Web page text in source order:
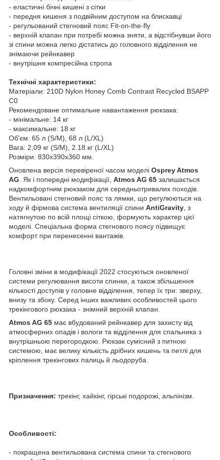
- еластичні бічні кишені з сітки
- передня кишеня з подвійним доступом на блискавці
- регульований стегновий пояс Fit-on-the-fly
- верхній клапан при потребі можна зняти, а відстібнувши його
зі спини можна легко дістатись до головного відділення не
знімаючи рейнкавер
- внутрішня компресійна стропа
Технічні характеристики:
Матеріали: 210D Nylon Honey Comb Contrast Recycled BSAPP
C0
Рекомендоване оптимальне навантаження рюкзака:
- мінімальне: 14 кг
- максимальне: 18 кг
Об'єм: 65 л (S/M), 68 л (L/XL)
Вага: 2,09 кг (S/M), 2.18 кг (L/XL)
Розміри: 830x390x360 мм.
Оновлена версія перевіреної часом моделі Osprey Atmos
AG . Як і попередні модифікації, Atmos AG 65 залишається
надкомфортним рюкзаком для середньотривалих походів.
Вентильовані стегновий пояс та лямки, що регулюються на
ходу й фірмова система вентиляції спини AntiGravity , з
натягнутою по всій площі сіткою, формують характер цієї
моделі. Спеціальна форма стегнового поясу підвищує
комфорт при перенесенні вантажів.
Головні зміни в модифікації 2022 стосуються оновленої
системи регулювання висоти спинки, а також збільшення
кількості доступів у головне відділення, тепер їх три: зверху,
внизу та збоку. Серед інших важливих особливостей цього
трекінгового рюкзака - знімний верхній клапан.
Atmos AG 65 має вбудований рейнкавер для захисту від
атмосферних опадів і вологи та відділення для спальника з
внутрішньою перегородкою. Рюкзак сумісний з питною
системою, має велику кількість дрібних кишень та петлі для
кріплення трекінгових палиць й льодоруба.
Призначення: трекінг, хайкінг, гірські подорожі, альпінізм.
Особливості:
- покращена вентильована система спини та стегнового